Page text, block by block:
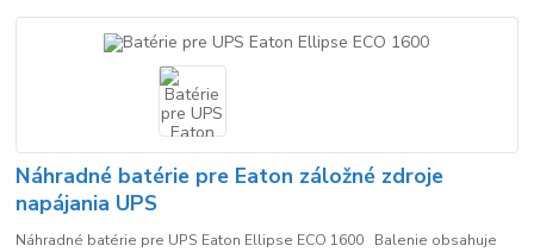
Náhradné batérie pre Eaton záložné zdroje
napájania UPS
Náhradné batérie pre UPS Eaton Ellipse ECO 1600 Balenie obsahuje